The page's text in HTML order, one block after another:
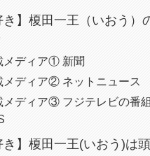
き】榎田一王（いおう）
メディア① 新聞
メディア② ネットニュース
メディア③ フジテレビの番
き】榎田一王(いおう)は